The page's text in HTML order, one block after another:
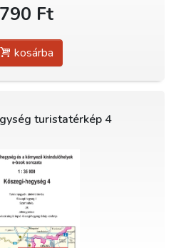
790 Ft
kosárba
turistatérkép 4